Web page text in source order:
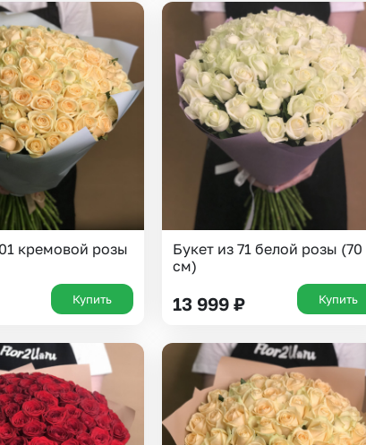
кремовой розы
Купить
Букет из 71 белой розы (70
см)
13 999 ₽ Купить